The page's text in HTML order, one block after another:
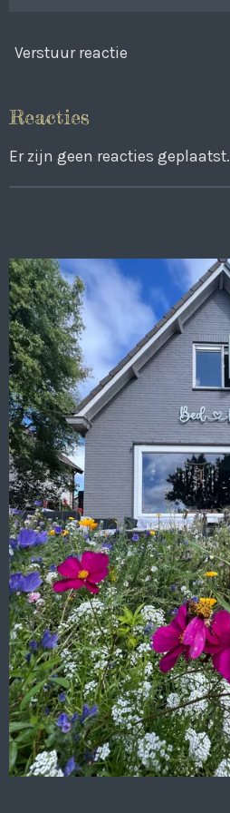
Verstuur reactie
Reacties
Er zijn geen reacties geplaatst.